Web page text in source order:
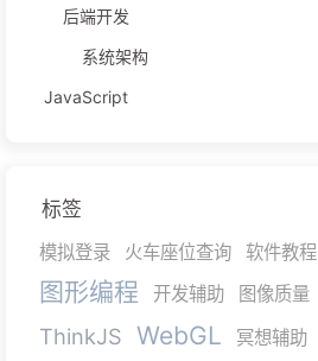
后端开发
系统架构
JavaScript
标签
模拟登录 火车座位查询 软件教程
图形编程 开发辅助 图像质量
ThinkJS WebGL
冥想辅助